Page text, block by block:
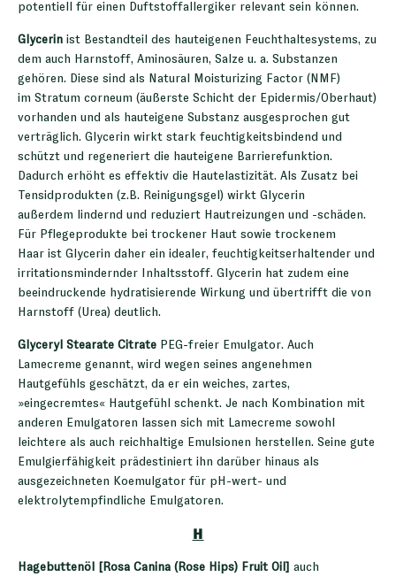
potentiell für einen Duftstoffallergiker relevant sein können.
Glycerin ist Bestandteil des hauteigenen Feuchthaltesystems, zu
dem auch Harnstoff, Aminosäuren, Salze u. a. Substanzen
gehören. Diese sind als Natural Moisturizing Factor (NMF)
im Stratum corneum (äußerste Schicht der Epidermis/Oberhaut)
vorhanden und als hauteigene Substanz ausgesprochen gut
verträglich. Glycerin wirkt stark feuchtigkeitsbindend und
schützt und regeneriert die hauteigene Barrierefunktion.
Dadurch erhöht es effektiv die Hautelastizität. Als Zusatz bei
Tensidprodukten (z.B. Reinigungsgel) wirkt Glycerin
außerdem lindernd und reduziert Hautreizungen und -schäden.
Für Pflegeprodukte bei trockener Haut sowie trockenem
Haar ist Glycerin daher ein idealer, feuchtigkeitserhaltender und
irritationsmindernder Inhaltsstoff. Glycerin hat zudem eine
beeindruckende hydratisierende Wirkung und übertrifft die von
Harnstoff (Urea) deutlich.
Glyceryl Stearate Citrate PEG-freier Emulgator. Auch
Lamecreme genannt, wird wegen seines angenehmen
Hautgefühls geschätzt, da er ein weiches, zartes,
»eingecremtes« Hautgefühl schenkt. Je nach Kombination mit
anderen Emulgatoren lassen sich mit Lamecreme sowohl
leichtere als auch reichhaltige Emulsionen herstellen. Seine gute
Emulgierfähigkeit prädestiniert ihn darüber hinaus als
ausgezeichneten Koemulgator für pH-wert- und
elektrolytempfindliche Emulgatoren.
H
Hagebuttenöl [Rosa Canina (Rose Hips) Fruit Oil] auch